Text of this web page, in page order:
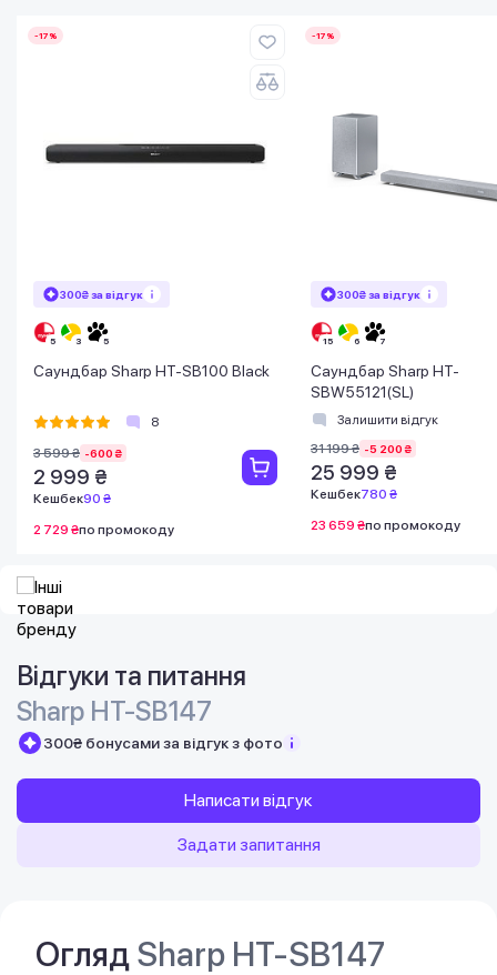
-17%
300₴ за відгук
Саундбар Sharp HT-SB100 Black
8
3 599 ₴ -600 ₴
2 999 ₴
Кешбек90 ₴
2 729 ₴по промокоду
-17%
300₴ за відгук
Саундбар Sharp HT-
SBW55121(SL)
Залишити відгук
31 199 ₴ -5 200 ₴
25 999 ₴
Кешбек780 ₴
23 659 ₴по промокоду
Відгуки та питання
Sharp HT-SB147
300₴ бонусами за відгук з фото
Написати відгук
Задати запитання
ОглядSharp HT-SB147